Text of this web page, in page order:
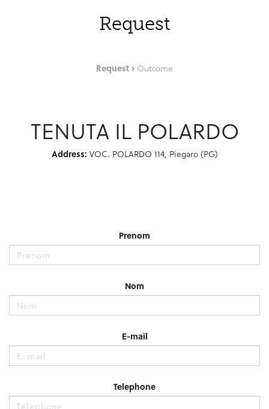
Request
Request Outcome
TENUTA IL POLARDO
Address: VOC. POLARDO 114, Piegaro (PG)
Prenom
Nom
E-mail
Telephone